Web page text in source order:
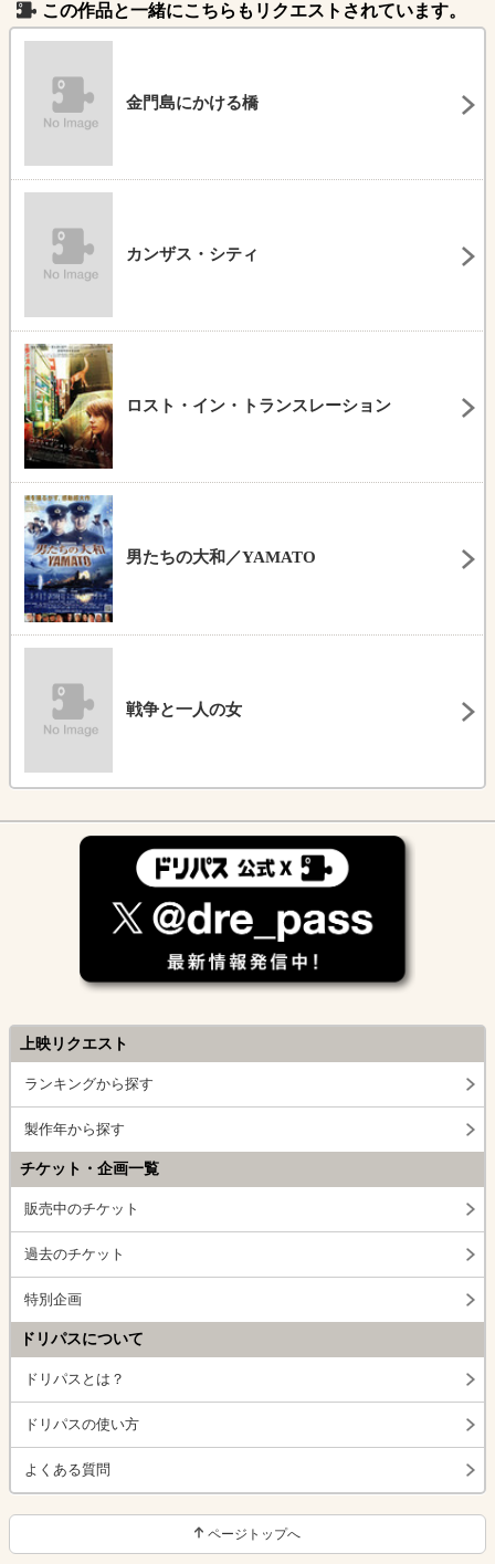
この作品と一緒にこちらもリクエストされています。
金門島にかける橋
カンザス・シティ
ロスト・イン・トランスレーション
男たちの大和／YAMATO
戦争と一人の女
上映リクエスト
ランキングから探す
製作年から探す
チケット・企画一覧
販売中のチケット
過去のチケット
特別企画
ドリパスについて
ドリパスとは？
ドリパスの使い方
よくある質問
ページトップへ